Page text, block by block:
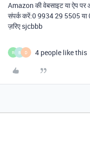
Amazon की वेबसाइट या ऐप
संपर्क करें:0 9934 29 5505
ज़रिए sjcbbb
R B D 4 people like this